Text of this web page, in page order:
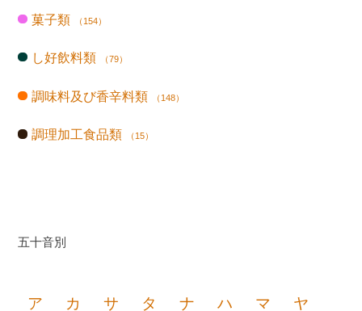
菓子類 （154）
し好飲料類 （79）
調味料及び香辛料類 （148）
調理加工食品類 （15）
五十音別
ア カ サ タ ナ ハ マ ヤ